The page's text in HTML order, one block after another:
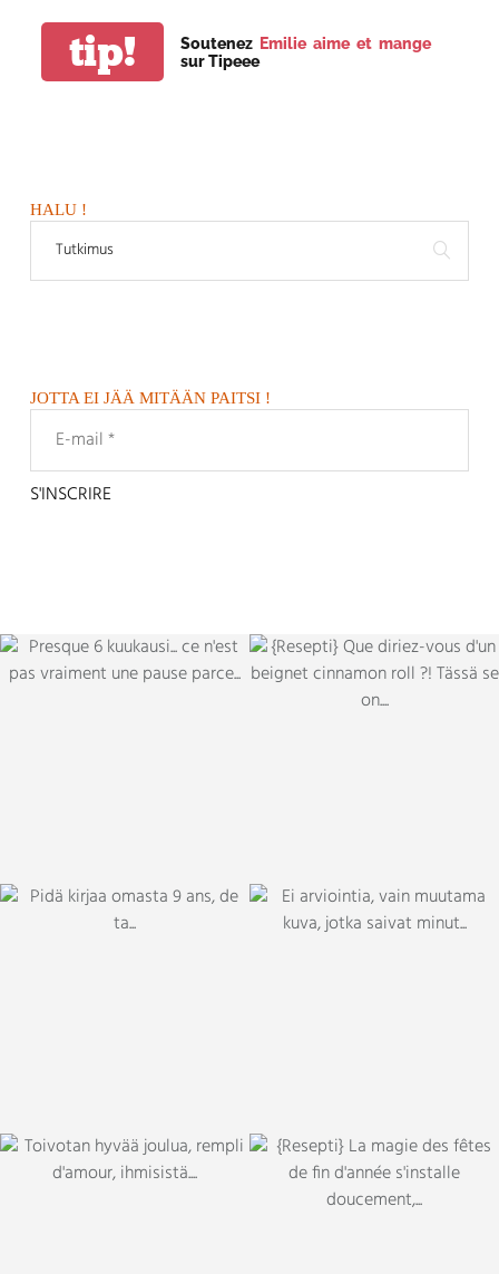
tip! Soutenez Emilie aime et mange
sur Tipeee
HALU !
JOTTA EI JÄÄ MITÄÄN PAITSI !